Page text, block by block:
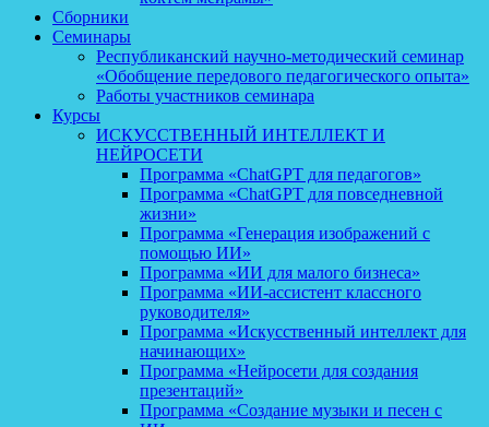
Сборники
Семинары
Республиканский научно-методический семинар
«Обобщение передового педагогического опыта»
Работы участников семинара
Курсы
ИСКУССТВЕННЫЙ ИНТЕЛЛЕКТ И
НЕЙРОСЕТИ
Программа «ChatGPT для педагогов»
Программа «ChatGPT для повседневной
жизни»
Программа «Генерация изображений с
помощью ИИ»
Программа «ИИ для малого бизнеса»
Программа «ИИ-ассистент классного
руководителя»
Программа «Искусственный интеллект для
начинающих»
Программа «Нейросети для создания
презентаций»
Программа «Создание музыки и песен с